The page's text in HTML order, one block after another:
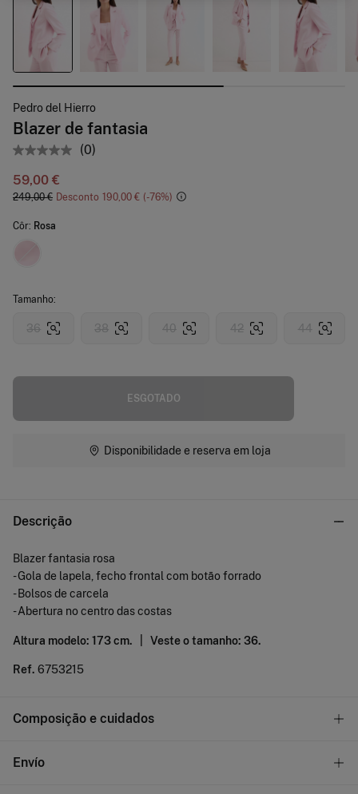
Pedro del Hierro
Blazer de fantasia
(0)
59,00 €
249,00 € Desconto 190,00 € 76
Côr: Rosa
Tamanho:
36 38 40 42 44
ESGOTADO
Disponibilidade e reserva em loja
Descrição
Blazer fantasia rosa
- Gola de lapela, fecho frontal com botão forrado
- Bolsos de carcela
- Abertura no centro das costas
Altura modelo: 173 cm. | Veste o tamanho: 36.
Ref. 6753215
Composição e cuidados
Composição
Envío